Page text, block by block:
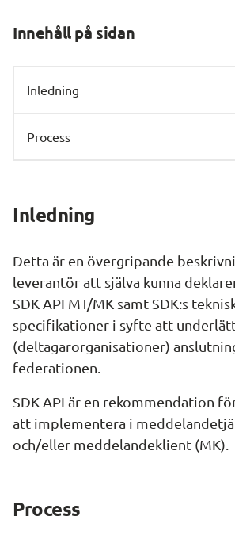
Innehåll på sidan
Inledning
Process
Inledning
Detta är en övergripande
leverantör att själva kunna
SDK API MT/MK samt SDK:s
specifikationer i syfte att
(deltagarorganisationer)
federationen.
SDK API är en rekommendation
att implementera i
och/eller meddelandeklient (MK).
Process